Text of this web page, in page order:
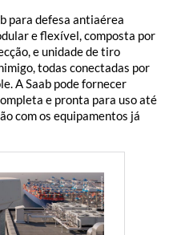
para defesa antiaérea
e flexível, composta por
e unidade de tiro
todas conectadas por
A Saab pode fornecer
e pronta para uso até
com os equipamentos já